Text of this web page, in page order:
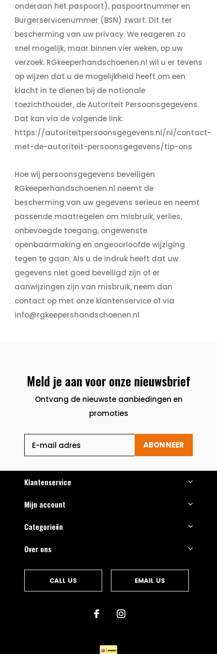
onderaan het paspoort), paspoortnummer en
Burgerservicenummer (BSN) zwart. Dit ter
bescherming van uw privacy. We reageren zo
snel mogelijk, maar binnen vier weken, op uw
verzoek. RGkeeperhandschoenen.nl wil u er tevens
op wijzen dat u de mogelijkheid heeft om een
klacht in te dienen bij de nationale
toezichthouder, de Autoriteit Persoonsgegevens.
Dat kan via de volgende link:
https://autoriteitpersoonsgegevens.nl/nl/contact-
met-de-autoriteit-persoonsgegevens/tip-ons
Hoe wij persoonsgegevens beveiligen
RGkeeperhandschoenen.nl neemt de
bescherming van uw gegevens serieus en neemt
passende maatregelen om misbruik, verlies,
onbevoegde toegang, ongewenste
openbaarmaking en ongeoorloofde wijziging
tegen te gaan. Als u de indruk heeft dat uw
gegevens niet goed beveiligd zijn of er
aanwijzingen zijn van misbruik, neem dan
contact op met onze klantenservice of via
info@rgkeepershandschoenen.nl
Meld je aan voor onze nieuwsbrief
Ontvang de nieuwste aanbiedingen en
promoties
ABONNEER
Klantenservice
Mijn account
Categorieën
Over ons
CALL US EMAIL US